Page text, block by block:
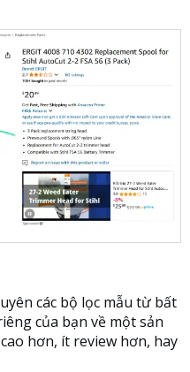
các bộ lọc mẫu từ bất
của bạn về một sản
hơn, ít review hơn, hay